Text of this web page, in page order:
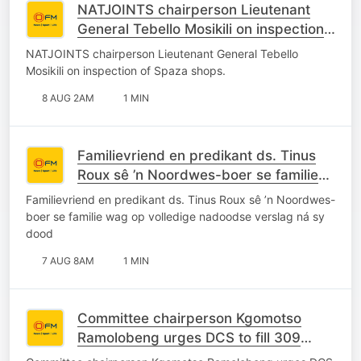
NATJOINTS chairperson Lieutenant
General Tebello Mosikili on inspection
of Spaza shops.
NATJOINTS chairperson Lieutenant General Tebello
Mosikili on inspection of Spaza shops.
8 AUG 2AM 1 MIN
Familievriend en predikant ds. Tinus
Roux sê ’n Noordwes-boer se familie
wag op volledige nadoodse verslag ná
sy dood
Familievriend en predikant ds. Tinus Roux sê ’n Noordwes-
boer se familie wag op volledige nadoodse verslag ná sy
dood
7 AUG 8AM 1 MIN
Committee chairperson Kgomotso
Ramolobeng urges DCS to fill 309
vacant posts at Grootvlei Maximum